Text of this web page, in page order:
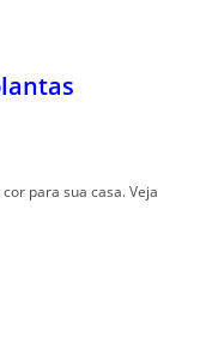
para sua casa. Veja